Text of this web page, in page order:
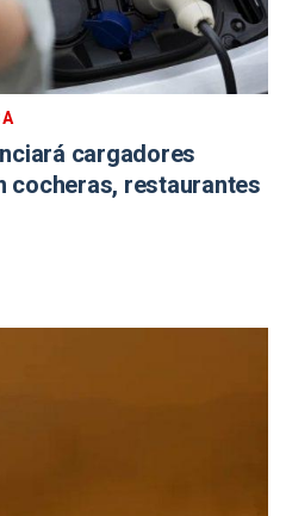
cargadores
cocheras, restaurantes